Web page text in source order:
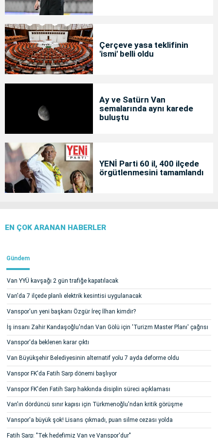
Çerçeve yasa teklifinin
'ismi' belli oldu
Ay ve Satürn Van
semalarında aynı karede
buluştu
YENİ Parti 60 il, 400 ilçede
örgütlenmesini tamamlandı
EN ÇOK ARANAN HABERLER
Gündem
Van YYÜ kavşağı 2 gün trafiğe kapatılacak
Van'da 7 ilçede planlı elektrik kesintisi uygulanacak
Vanspor'un yeni başkanı Özgür İreç İlhan kimdir?
İş insanı Zahir Kandaşoğlu'ndan Van Gölü için 'Turizm Master Planı' çağrısı
Vanspor'da beklenen karar çıktı
Van Büyükşehir Belediyesinin alternatif yolu 7 ayda deforme oldu
Vanspor FK'da Fatih Sarp dönemi başlıyor
Vanspor FK'den Fatih Sarp hakkında disiplin süreci açıklaması
Van'ın dördüncü sınır kapısı için Türkmenoğlu'ndan kritik görüşme
Vanspor'a büyük şok! Lisans çıkmadı, puan silme cezası yolda
Fatih Sarp: "Tek hedefimiz Van ve Vanspor'dur"